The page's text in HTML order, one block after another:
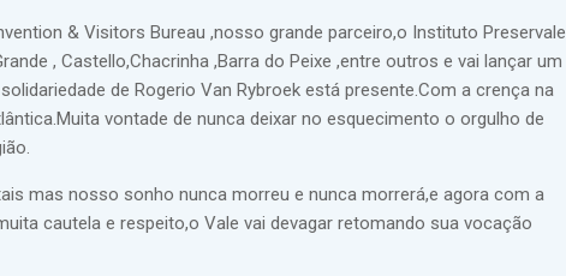
& Visitors Bureau ,nosso grande parceiro,o Instituto Preservale
, Castello,Chacrinha ,Barra do Peixe ,entre outros e vai lançar um
de Rogerio Van Rybroek está presente.Com a crença na
vontade de nunca deixar no esquecimento o orgulho de
mas nosso sonho nunca morreu e nunca morrerá,e agora com a
cautela e respeito,o Vale vai devagar retomando sua vocação